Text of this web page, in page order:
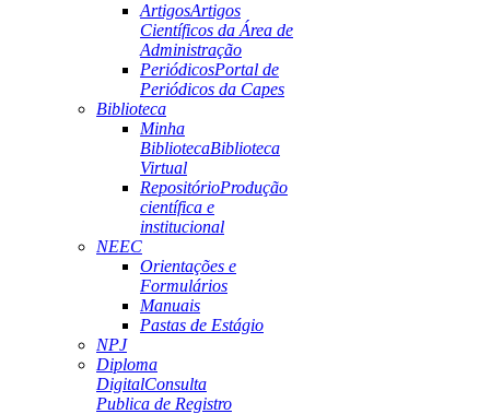
ArtigosArtigos
Científicos da Área de
Administração
PeriódicosPortal de
Periódicos da Capes
Biblioteca
Minha
BibliotecaBiblioteca
Virtual
RepositórioProdução
científica e
institucional
NEEC
Orientações e
Formulários
Manuais
Pastas de Estágio
NPJ
Diploma
DigitalConsulta
Publica de Registro